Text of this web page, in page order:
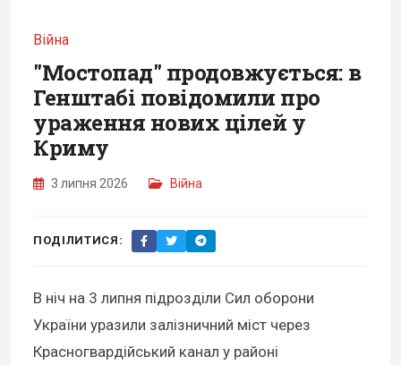
Війна
"Мостопад" продовжується: в
Генштабі повідомили про
ураження нових цілей у
Криму
3 липня 2026 Війна
ПОДІЛИТИСЯ:
В ніч на 3 липня підрозділи Сил оборони
України уразили залізничний міст через
Красногвардійський канал у районі